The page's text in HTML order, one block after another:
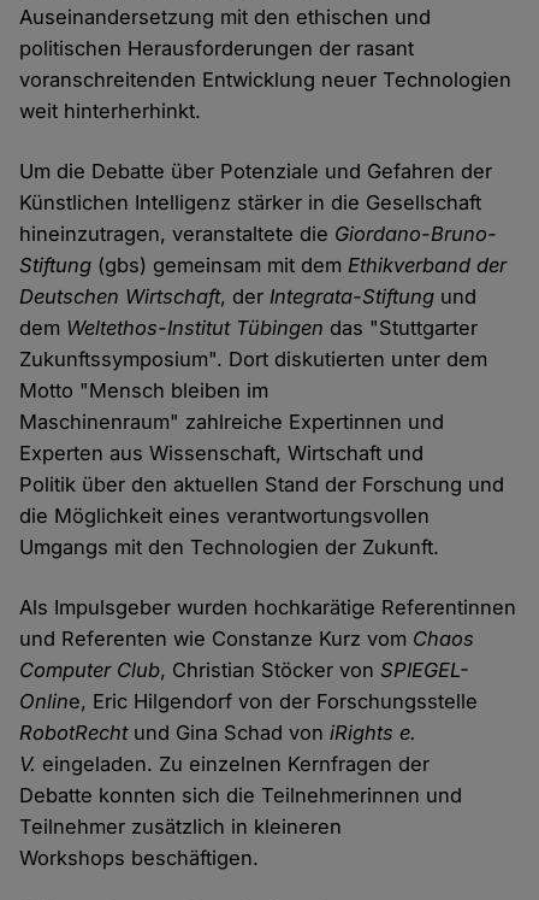
Auseinandersetzung mit den ethischen und
politischen Herausforderungen der rasant
voranschreitenden Entwicklung neuer Technologien
weit hinterherhinkt.
Um die Debatte über Potenziale und Gefahren der
Künstlichen Intelligenz stärker in die Gesellschaft
hineinzutragen, veranstaltete die Giordano-Bruno-
Stiftung (gbs) gemeinsam mit demEthikverband der
Deutschen Wirtschaft, derIntegrata-Stiftung und
dem Weltethos-Institut Tübingen das "Stuttgarter
Zukunftssymposium". Dort diskutierten unter dem
Motto "Mensch bleiben im
Maschinenraum" zahlreiche Expertinnen und
Experten aus Wissenschaft, Wirtschaft und
Politik über den aktuellen Stand der Forschung und
die Möglichkeit eines verantwortungsvollen
Umgangs mit den Technologien der Zukunft.
Als Impulsgeber wurden hochkarätige Referentinnen
und Referenten wie Constanze Kurz vom Chaos
Computer Club, Christian Stöcker vonSPIEGEL-
Online, Eric Hilgendorf von der Forschungsstelle
RobotRecht und Gina Schad voniRights e.
V. eingeladen. Zu einzelnen Kernfragen der
Debatte konnten sich die Teilnehmerinnen und
Teilnehmer zusätzlich in kleineren
Workshops beschäftigen.